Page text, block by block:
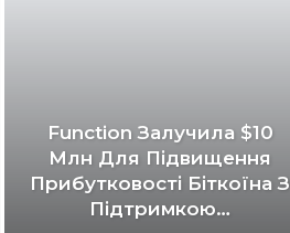
Function Залучила $10
Млн Для Підвищення
Прибутковості Біткоїна З
Підтримкою…